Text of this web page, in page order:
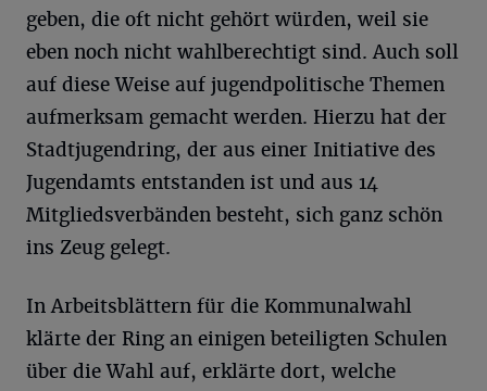
geben, die oft nicht gehört würden, weil sie
eben noch nicht wahlberechtigt sind. Auch soll
auf diese Weise auf jugendpolitische Themen
aufmerksam gemacht werden. Hierzu hat der
Stadtjugendring, der aus einer Initiative des
Jugendamts entstanden ist und aus 14
Mitgliedsverbänden besteht, sich ganz schön
ins Zeug gelegt.
In Arbeitsblättern für die Kommunalwahl
klärte der Ring an einigen beteiligten Schulen
über die Wahl auf, erklärte dort, welche